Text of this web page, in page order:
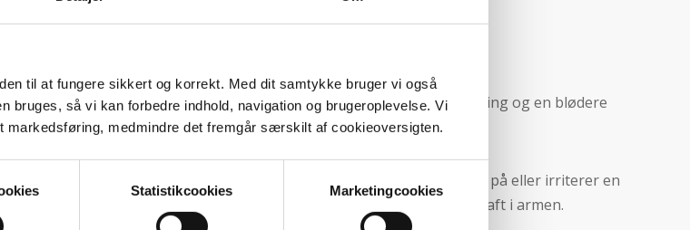
til at fungere sikkert og korrekt. Med dit samtykke bruger vi også
bruges, så vi kan forbedre indhold, navigation og brugeroplevelse. Vi
markedsføring, medmindre det fremgår særskilt af cookieoversigten.
Statistikcookies Marketingcookies
fungerer som stødabsorberende puder. De består af en fast ydre ring og en blødere
ring. Det sker oftest i lænden eller nakken. Hvis prolapsen trykker på eller irriterer en
kan også omfatte føleforstyrrelser og svækket muskelkraft i armen.